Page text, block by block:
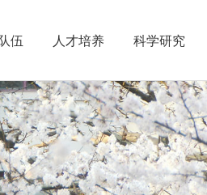
伍 人才培养 科学研究